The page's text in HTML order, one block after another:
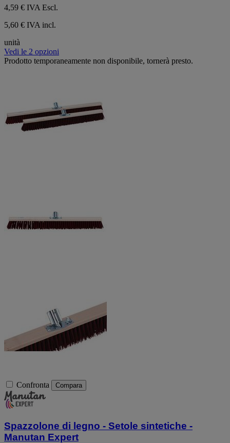
4,59 € IVA Escl.
5,60 € IVA incl.
unità
Vedi le 2 opzioni
Prodotto temporaneamente non disponibile, tornerà presto.
Confronta Compara
Spazzolone di legno - Setole sintetiche -
Manutan Expert